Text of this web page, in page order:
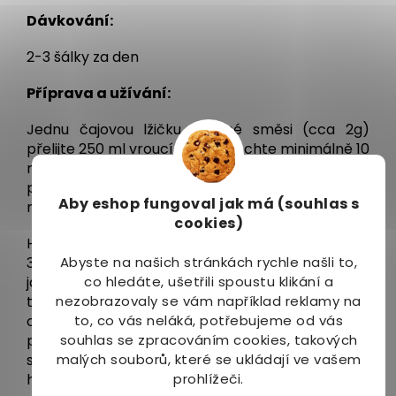
Aby eshop fungoval jak má (souhlas s
cookies)
Abyste na našich stránkách rychle našli to,
co hledáte, ušetřili spoustu klikání a
nezobrazovaly se vám například reklamy na
to, co vás neláká, potřebujeme od vás
souhlas se zpracováním cookies, takových
malých souborů, které se ukládají ve vašem
prohlížeči.
Dávkování:
2-3 šálky za den
Příprava a užívání:
Jednu čajovou lžičku bylinné směsi (cca 2g)
přelijte 250 ml vroucí vody a nechte minimálně 10
minut vyluhovat. Pro zesílení zdravotního účinku
povařte stejné množství směsi 3-5 minuty bez
nutnosti dalšího vyluhování.
Himálajské byliny se tradičně nechávají alespoň
3-5 minut povařit v případě, že je používáme
jako prostředek k nápravě duševních a
tělesných funkcí organizmu. Takto připravený
odvar má silnější účinek, jemnější chuť a příznivě
působí na naše trávení, které je důležité pro
správné vstřebání zdraví prospěšných výtažků z
himálajských bylin. Čaje pijeme jako součást